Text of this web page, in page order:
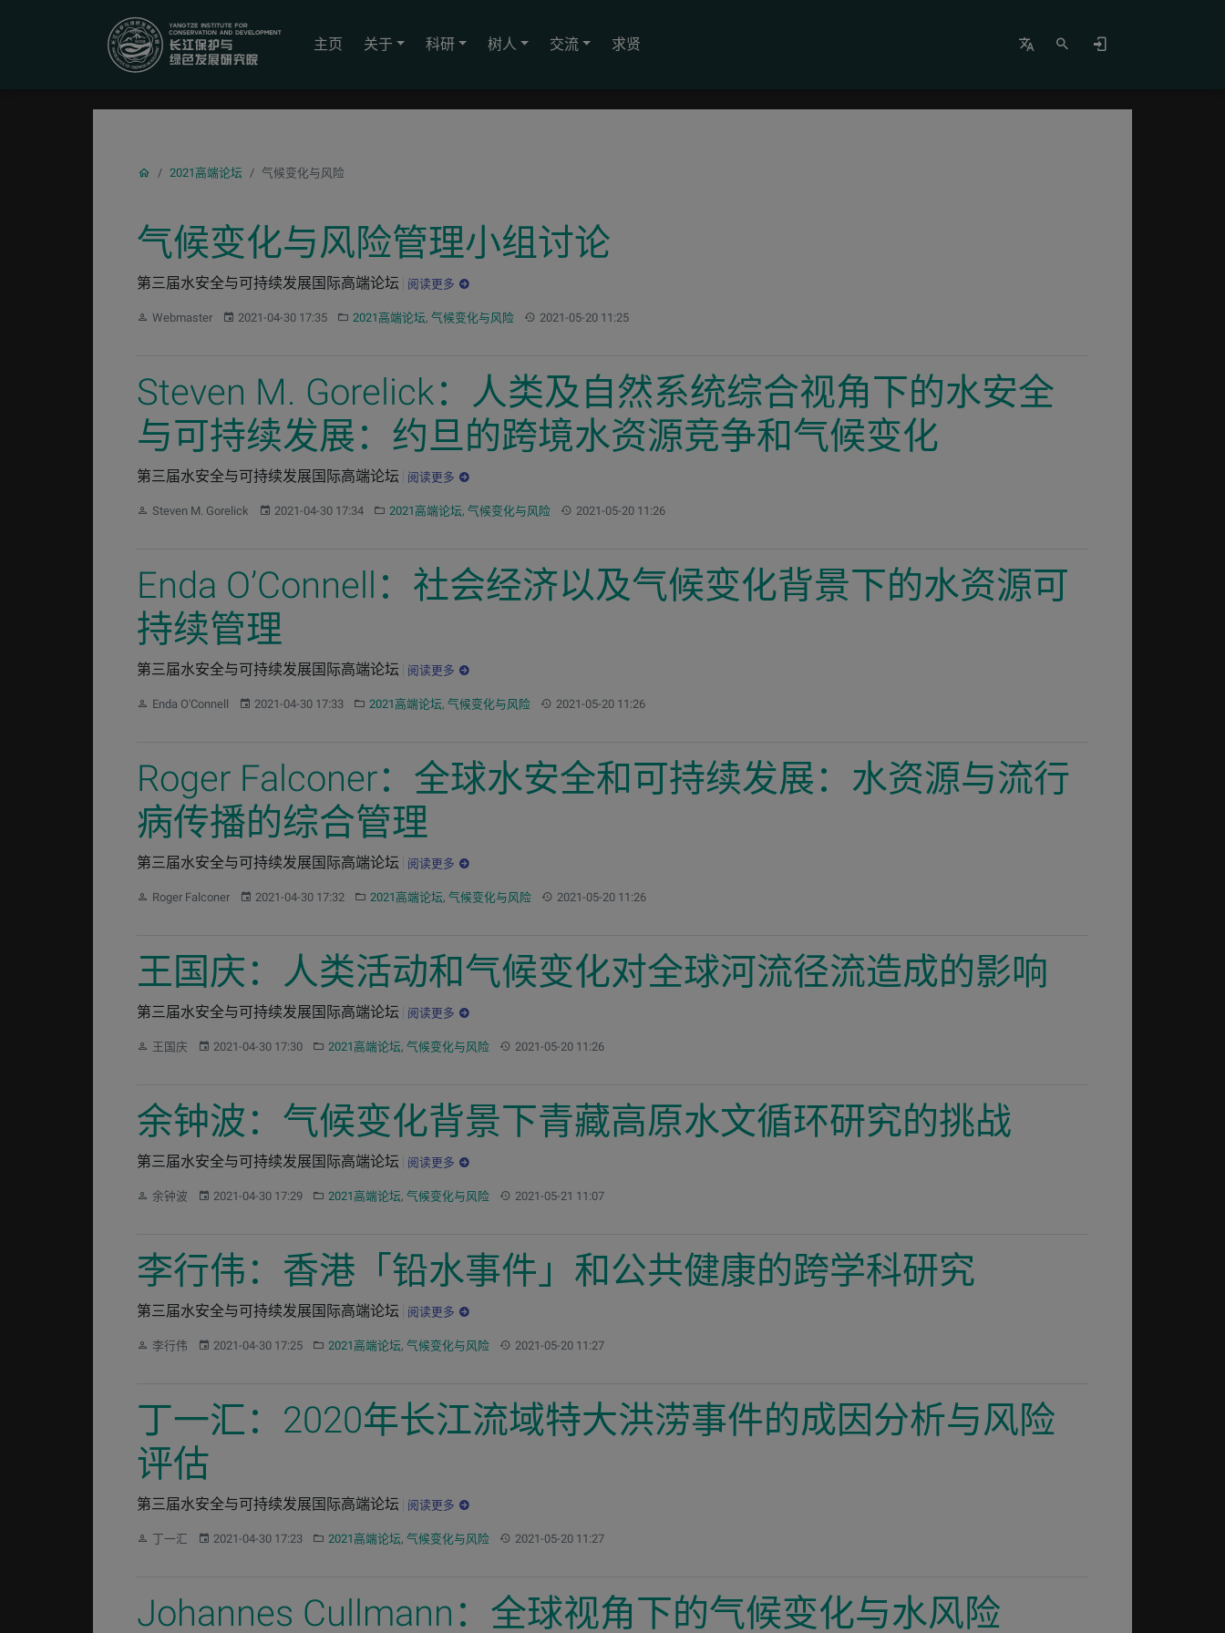
YICODE
主页 关于 科研 树人 交流 求贤
2021高端论坛 气候变化与风险
气候变化与风险管理小组讨论
第三届水安全与可持续发展国际高端论坛 阅读更多
作者：
Webmaster 发布：2021-04-30 17:35 分类：
2021高端论坛, 气候变化与风险 更新：2021-05-20 11:25
Steven M. Gorelick：人类及自然系统综合视角下的水安全
与可持续发展：约旦的跨境水资源竞争和气候变化
第三届水安全与可持续发展国际高端论坛 阅读更多
作者：Steven M. Gorelick 发布：2021-04-30 17:34 分类：
2021高端论坛, 气候变化与风险 更新：2021-05-20 11:26
Enda O’Connell：社会经济以及气候变化背景下的水资源可
持续管理
第三届水安全与可持续发展国际高端论坛 阅读更多
作者：Enda O'Connell 发布：2021-04-30 17:33 分类：
2021高端论坛, 气候变化与风险 更新：2021-05-20 11:26
Roger Falconer：全球水安全和可持续发展：水资源与流行
病传播的综合管理
第三届水安全与可持续发展国际高端论坛 阅读更多
作者：Roger Falconer 发布：2021-04-30 17:32 分类：
2021高端论坛, 气候变化与风险 更新：2021-05-20 11:26
王国庆：人类活动和气候变化对全球河流径流造成的影响
第三届水安全与可持续发展国际高端论坛 阅读更多
作者：王国庆 发布：2021-04-30 17:30 分类：
2021高端论坛, 气候变化与风险 更新：2021-05-20 11:26
余钟波：气候变化背景下青藏高原水文循环研究的挑战
第三届水安全与可持续发展国际高端论坛 阅读更多
作者：
余钟波 发布：2021-04-30 17:29 分类：
2021高端论坛, 气候变化与风险 更新：2021-05-21 11:07
李行伟：香港「铅水事件」和公共健康的跨学科研究
第三届水安全与可持续发展国际高端论坛 阅读更多
作者：李行伟 发布：2021-04-30 17:25 分类：
2021高端论坛, 气候变化与风险 更新：2021-05-20 11:27
丁一汇：2020年长江流域特大洪涝事件的成因分析与风险
评估
第三届水安全与可持续发展国际高端论坛 阅读更多
作者：丁一汇 发布：2021-04-30 17:23 分类：
2021高端论坛, 气候变化与风险 更新：2021-05-20 11:27
Johannes Cullmann：全球视角下的气候变化与水风险